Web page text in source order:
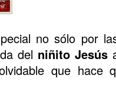
no sólo por
del niñito Jesús
que hace